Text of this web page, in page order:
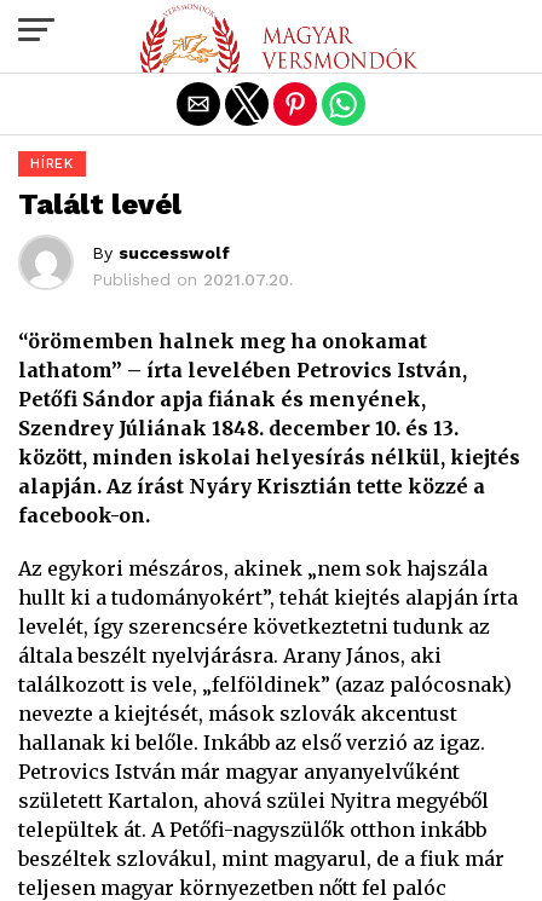
HÍREK
Talált levél
By successwolf
Published on 2021.07.20.
“örömemben halnek meg ha onokamat
lathatom” – írta levelében Petrovics István,
Petőfi Sándor apja fiának és menyének,
Szendrey Júliának 1848. december 10. és 13.
között, minden iskolai helyesírás nélkül, kiejtés
alapján. Az írást Nyáry Krisztián tette közzé a
facebook-on.
Az egykori mészáros, akinek „nem sok hajszála
hullt ki a tudományokért”, tehát kiejtés alapján írta
levelét, így szerencsére következtetni tudunk az
általa beszélt nyelvjárásra. Arany János, aki
találkozott is vele, „felföldinek” (azaz palócosnak)
nevezte a kiejtését, mások szlovák akcentust
hallanak ki belőle. Inkább az első verzió az igaz.
Petrovics István már magyar anyanyelvűként
született Kartalon, ahová szülei Nyitra megyéből
települtek át. A Petőfi-nagyszülők otthon inkább
beszéltek szlovákul, mint magyarul, de a fiuk már
teljesen magyar környezetben nőtt fel palóc
Exit mobile version